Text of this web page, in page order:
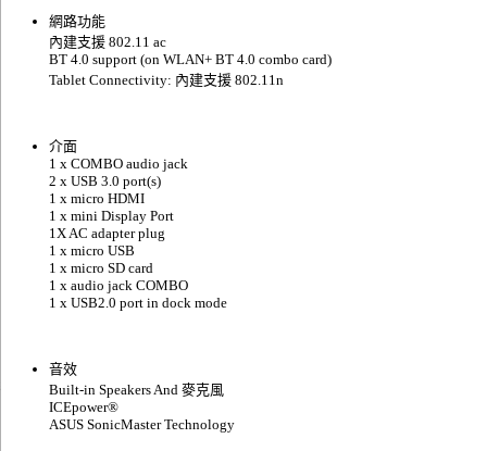
網路功能
內建支援 802.11 ac
BT 4.0 support (on WLAN+ BT 4.0 combo card)
Tablet Connectivity: 內建支援 802.11n
介面
1 x COMBO audio jack
2 x USB 3.0 port(s)
1 x micro HDMI
1 x mini Display Port
1X AC adapter plug
1 x micro USB
1 x micro SD card
1 x audio jack COMBO
1 x USB2.0 port in dock mode
音效
Built-in Speakers And 麥克風
ICEpower®
ASUS SonicMaster Technology